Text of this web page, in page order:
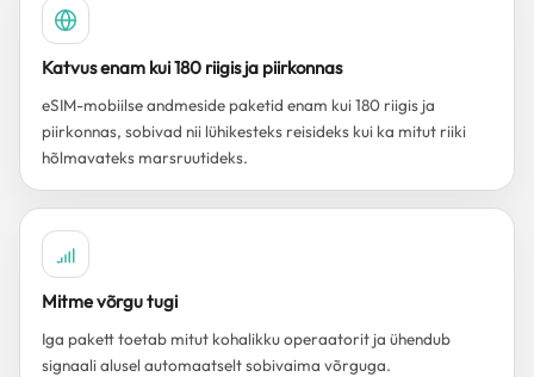
Katvus enam kui 180 riigis ja piirkonnas
eSIM-mobiilse andmeside paketid enam kui 180 riigis ja
piirkonnas, sobivad nii lühikesteks reisideks kui ka mitut riiki
hõlmavateks marsruutideks.
Mitme võrgu tugi
Iga pakett toetab mitut kohalikku operaatorit ja ühendub
signaali alusel automaatselt sobivaima võrguga.